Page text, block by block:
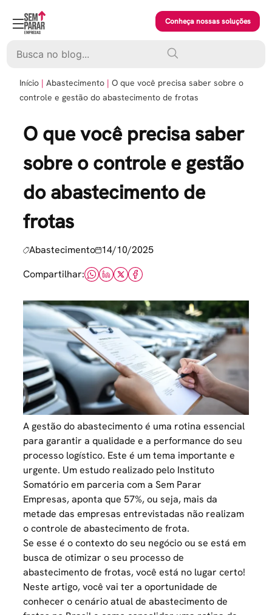
content
Conheça nossas soluções
Início Abastecimento
O que você precisa saber sobre o
controle e gestão do abastecimento de frotas
O que você precisa saber
sobre o controle e gestão
do abastecimento de
frotas
Abastecimento 14/10/2025
Compartilhar:
A gestão do abastecimento é uma rotina essencial
para garantir a qualidade e a performance do seu
processo logístico. Este é um tema importante e
urgente. Um estudo realizado pelo Instituto
Somatório em parceria com a Sem Parar
Empresas, aponta que 57%, ou seja, mais da
metade das empresas entrevistadas não realizam
o controle de abastecimento de frota.
Se esse é o contexto do seu negócio ou se está em
busca de otimizar o seu processo de
abastecimento de frotas, você está no lugar certo!
Neste artigo, você vai ter a oportunidade de
conhecer o cenário atual de abastecimento de